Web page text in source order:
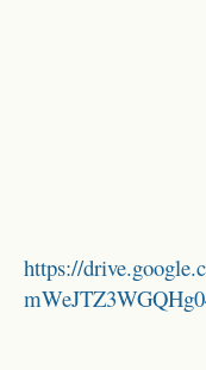
https://